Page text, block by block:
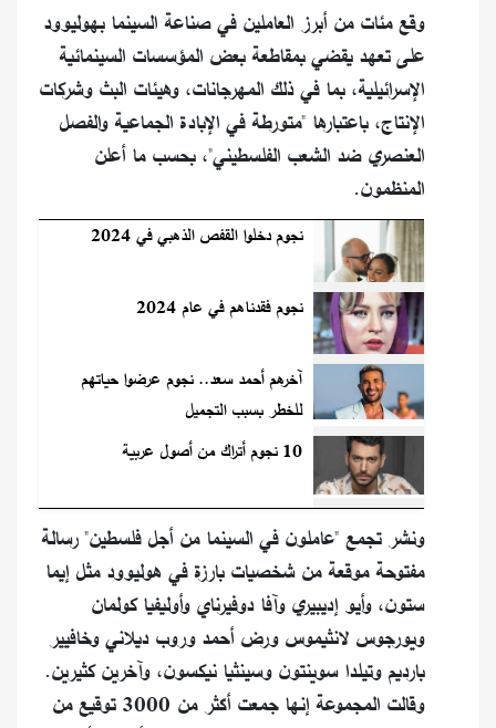
وقع مئات من أبرز العاملين في صناعة السينما بهوليوود
على تعهد يقضي بمقاطعة بعض المؤسسات السينمائية
الإسرائيلية، بما في ذلك المهرجانات، وهيئات البث وشركات
الإنتاج، باعتبارها "متورطة في الإبادة الجماعية والفصل
العنصري ضد الشعب الفلسطيني"، بحسب ما أعلن
المنظمون.
نجوم دخلوا القفص الذهبي في 2024
نجوم فقدناهم في عام 2024
آخرهم أحمد سعد.. نجوم عرضوا حياتهم
للخطر بسبب التجميل
10 نجوم أتراك من أصول عربية
ونشر تجمع "عاملون في السينما من أجل فلسطين" رسالة
مفتوحة موقعة من شخصيات بارزة في هوليوود مثل إيما
ستون، وأيو إديبيري وآفا دوفيرناي وأوليفيا كولمان
ويورجوس لانثيموس ورض أحمد وروب ديلاني وخافيير
بارديم وتيلدا سوينتون وسينثيا نيكسون، وآخرين كثيرين.
وقالت المجموعة إنها جمعت أكثر من 3000 توقيع من